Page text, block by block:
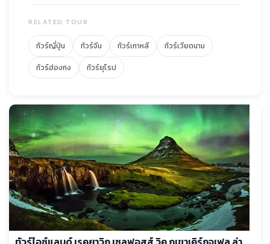
RELATED TOUR
ทัวร์ญี่ปุ่น ทัวร์จีน ทัวร์เกาหลี
ทัวร์เวียดนาม
ทัวร์ฮ่องกง
ทัวร์ยุโรป